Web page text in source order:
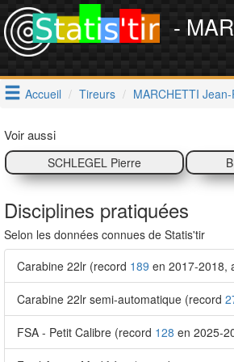
-
Accueil Tireurs MARCHETTI
Voir aussi
SCHLEGEL Pierre
Disciplines pratiquées
Selon les données connues de Statis'tir
Carabine 22lr (record 189 en 2017-2018,
Carabine 22lr semi-automatique (record
FSA - Petit Calibre (record 128 en 2025-